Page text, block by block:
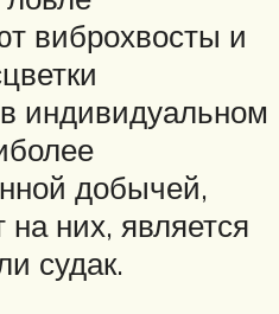
виброхвосты и
индивидуальном
добычей,
на них, является
судак.